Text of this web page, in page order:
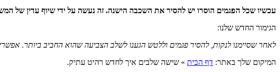
עכשיו שכל הפגמים הוסרו יש להסיר את השכבה הישנה. זה נעשה על ידי שיוף עדין של
הגימור החדש שלנו:
לאחר שסיימנו לנקות, להסיר פגמים וללטש הגענו לשלב הצביעה שהוא החביב ביותר.
המיקום שלך באתר: דף הבית » שישה שלבים איך לחדש רהיט עתיק.